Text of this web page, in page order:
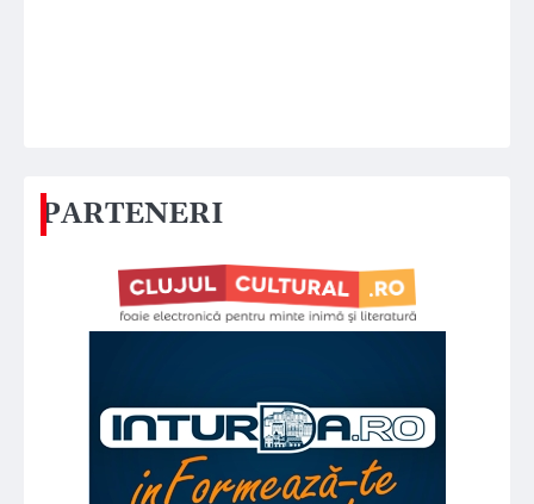
PARTENERI